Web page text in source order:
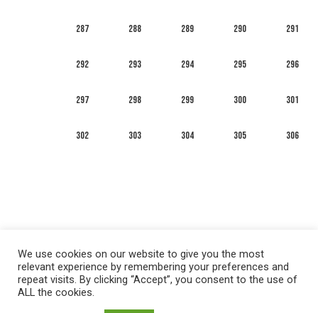
287 288 289 290 291
292 293 294 295 296
297 298 299 300 301
302 303 304 305 306
English Français
We use cookies on our website to give you the most
relevant experience by remembering your preferences and
repeat visits. By clicking “Accept”, you consent to the use of
ALL the cookies.